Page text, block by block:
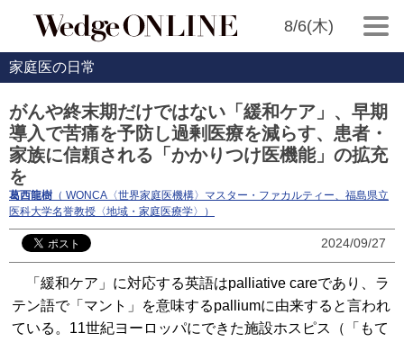
8/6(木)
家庭医の日常
がんや終末期だけではない「緩和ケア」、早期
導入で苦痛を予防し過剰医療を減らす、患者・
家族に信頼される「かかりつけ医機能」の拡充
を
葛西龍樹 （ WONCA〈世界家庭医機構〉マスター・ファカルティー、福島県立
医科大学名誉教授〈地域・家庭医療学〉）
2024/09/27
「緩和ケア」に対応する英語はpalliative careであり、ラ
テン語で「マント」を意味するpalliumに由来すると言われ
ている。11世紀ヨーロッパにできた施設ホスピス（「もて